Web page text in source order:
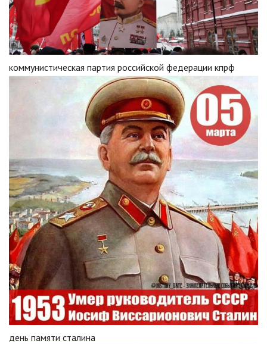
коммунистическая партия российской федерации кпрф
день памяти сталина